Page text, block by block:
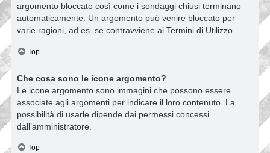
argomento bloccato così come i sondaggi chiusi terminano
automaticamente. Un argomento può venire bloccato per
varie ragioni, ad es. se contravviene ai Termini di Utilizzo.
Top
Che cosa sono le icone argomento?
Le icone argomento sono immagini che possono essere
associate agli argomenti per indicare il loro contenuto. La
possibilità di usarle dipende dai permessi concessi
dall’amministratore.
Top